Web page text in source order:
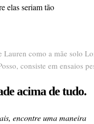
elas seriam tão
Lauren como a mãe solo
consiste em ensaios
acima de tudo.
encontre uma maneira